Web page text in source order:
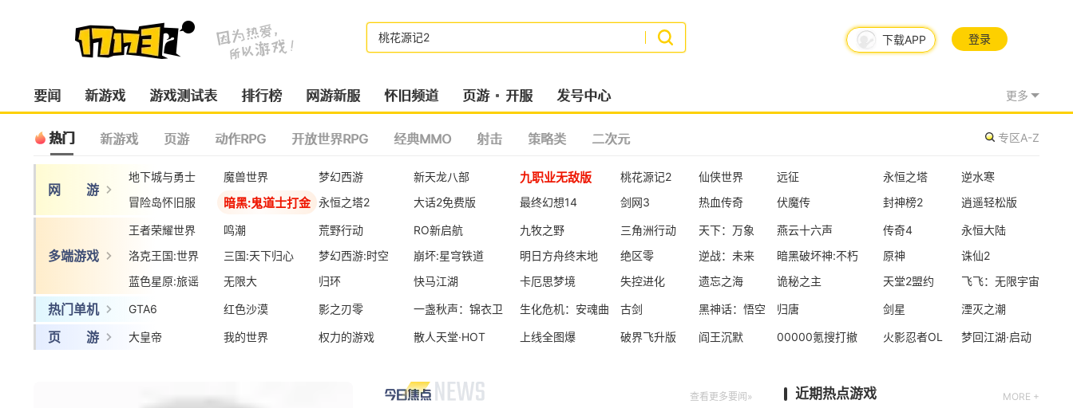
下载APP 登录
要闻 新游戏 游戏测试表 排行榜 网游新服 怀旧频道 页游 开服 发号中心 更多
热门 新游戏 页游 动作RPG 开放世界RPG 经典MMO 射击 策略类 二次元 专区A-Z
网 游
地下城与勇士 魔兽世界 梦幻西游 新天龙八部 九职业无敌版 桃花源记2 仙侠世界 远征 永恒之塔
逆水寒
冒险岛怀旧服
暗黑:鬼道士打金 永恒之塔2 大话2免费版 最终幻想14 剑网3 热血传奇 伏魔传 封神榜2 逍遥轻松版
多端游戏
王者荣耀世界 鸣潮 荒野行动 RO新启航 九牧之野 三角洲行动 天下：万象 燕云十六声 传奇4
永恒大陆
洛克王国:世界
三国:天下归心 梦幻西游:时空 崩坏:星穹铁道 明日方舟终末地 绝区零 逆战：未来 暗黑破坏神:不朽 原神
诛仙2
蓝色星原:旅谣
无限大 归环 快马江湖 卡厄思梦境 失控进化 遗忘之海 诡秘之主 天堂2盟约 飞飞：无限宇宙
热门单机 GTA6 红色沙漠 影之刃零 一盏秋声：锦衣卫 生化危机：安魂曲 古剑 黑神话：悟空 归唐 剑星 湮灭之潮
页 游 大皇帝 我的世界 权力的游戏 散人天堂·HOT 上线全图爆 破界飞升版 阎王沉默 00000氪搜打撤 火影忍者OL 梦回江湖·启动
查看更多要闻» 近期热点游戏 MORE +
新版本更新